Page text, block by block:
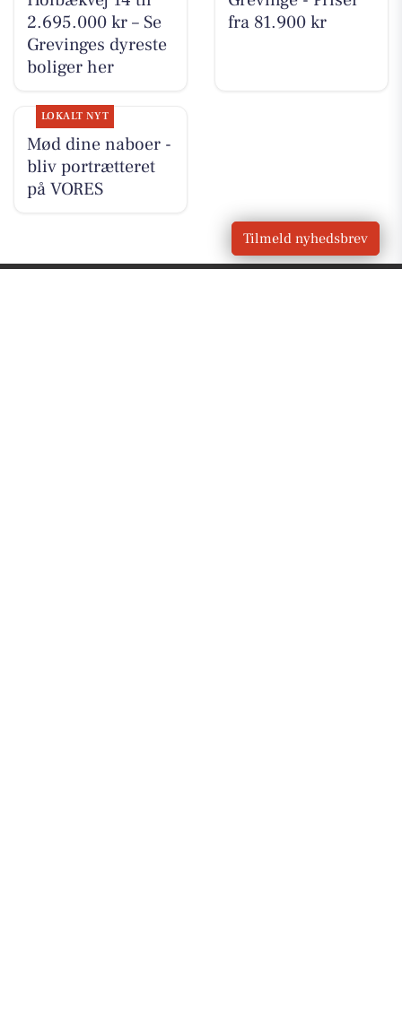
2.695.000 kr – Se
Grevinges dyreste
boliger her
fra 81.900 kr
LOKALT NYT
Mød dine naboer -
bliv portrætteret
på VORES
Tilmeld nyhedsbrev